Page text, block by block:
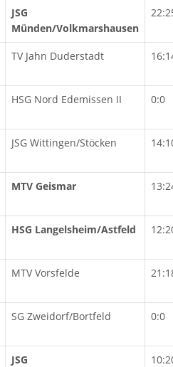
JSG
Münden/Volkmarshausen
TV Jahn Duderstadt
HSG Nord Edemissen II 0:0
JSG Wittingen/Stöcken
MTV Geismar
HSG Langelsheim/Astfeld
MTV Vorsfelde
SG Zweidorf/Bortfeld 0:0
JSG